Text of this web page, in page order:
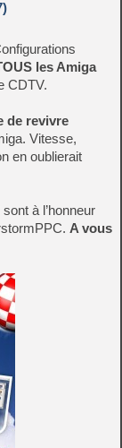
les Amiga
CDTV.
de revivre
Vitesse,
en oublierait
à l’honneur
A vous